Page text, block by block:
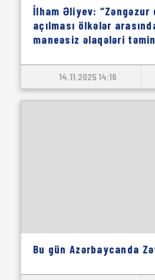
İlham Əliyev: “Zəngəzur
açılması ölkələr
maneəsiz əlaqələri
14.11.2025 14:16
Bu gün Azərbaycanda